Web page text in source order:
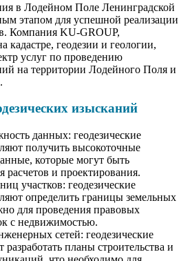
в Лодейном Поле Ленинградской
этапом для успешной реализации
Компания KU-GROUP,
кадастре, геодезии и геологии,
услуг по проведению
на территории Лодейного Поля и
изысканий
данных: геодезические
получить высокоточные
которые могут быть
расчетов и проектирования.
участков: геодезические
определить границы земельных
для проведения правовых
с недвижимостью.
сетей: геодезические
планы строительства и